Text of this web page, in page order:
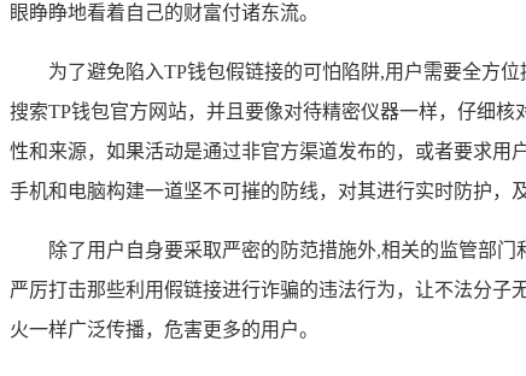
眼睁睁地看着自己的财富付诸东流。
为了避免陷入TP钱包假链接的可怕陷阱,用户需要全方
搜索TP钱包官方网站，并且要像对待精密仪器一样，仔细
性和来源，如果活动是通过非官方渠道发布的，或者要求
手机和电脑构建一道坚不可摧的防线，对其进行实时防护，
除了用户自身要采取严密的防范措施外,相关的监管部
严厉打击那些利用假链接进行诈骗的违法行为，让不法分
火一样广泛传播，危害更多的用户。